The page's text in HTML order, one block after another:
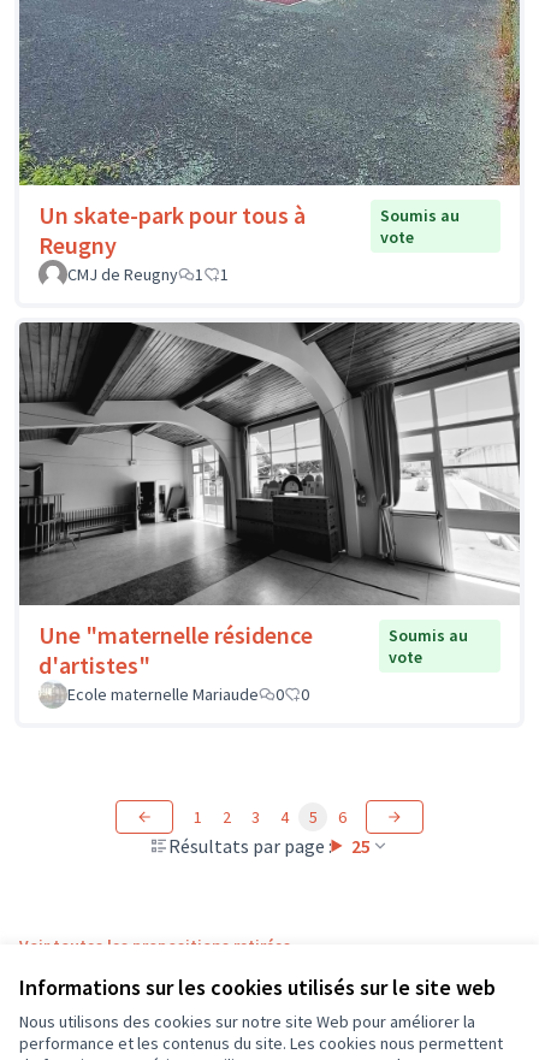
Informations sur les cookies utilisés sur le site web
Nous utilisons des cookies sur notre site Web pour améliorer la
performance et les contenus du site. Les cookies nous permettent
Un skate-park pour tous à
Reugny
Soumis au
vote
CMJ de Reugny
1 1
Une "maternelle résidence
d'artistes"
Soumis au
vote
Ecole maternelle Mariaude
0 0
Résultats par page : 25
1 2 3 4 5 6
Voir toutes les propositions retirées
Conditions d'utilisation
Paramètres des cookies